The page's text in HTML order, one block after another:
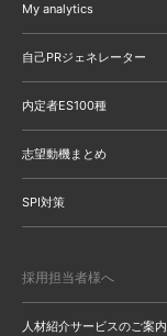
My analytics
自己PRジェネレーター
内定者ES100種
志望動機まとめ
SPI対策
採用担当者様へ
人材紹介サービスのご案内